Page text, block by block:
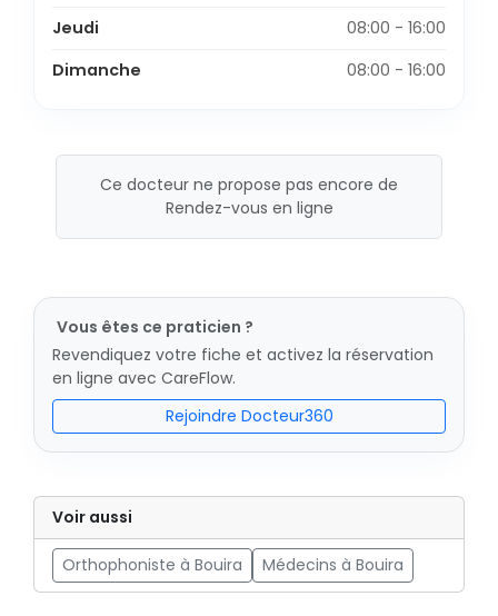
Jeudi
08:00 - 16:00
Dimanche
08:00 - 16:00
Ce docteur ne propose pas encore de
Rendez-vous en ligne
Vous êtes ce praticien ?
Revendiquez votre fiche et activez la réservation
en ligne avec CareFlow.
Rejoindre Docteur360
Voir aussi
Orthophoniste à Bouira Médecins à Bouira